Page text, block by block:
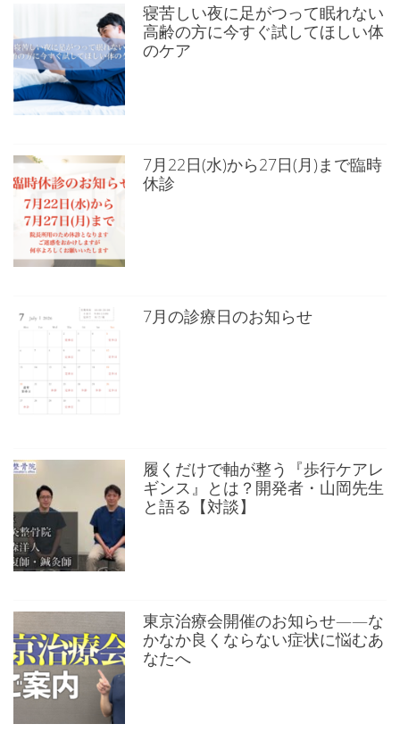
寝苦しい夜に足がつって眠れない
高齢の方に今すぐ試してほしい体
のケア
7月22日(水)から27日(月)まで臨時
休診
7月の診療日のお知らせ
履くだけで軸が整う『歩行ケアレ
ギンス』とは？開発者・山岡先生
と語る【対談】
東京治療会開催のお知らせ——な
かなか良くならない症状に悩むあ
なたへ